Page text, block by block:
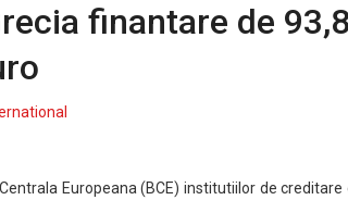
finantare de 93,8
Europeana (BCE) institutiilor de creditare